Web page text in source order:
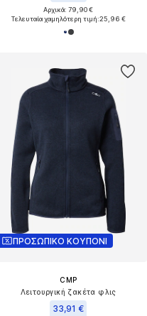
Αρχικά: 79,90 €
Τελευταία χαμηλότερη τιμή:25,96 €
ΠΡΟΣΩΠΙΚΟ ΚΟΥΠΟΝΙ
CMP
Λειτουργική ζακέτα φλις
33,91 €